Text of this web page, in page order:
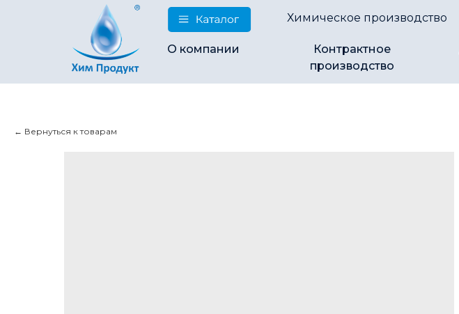
Контрактное
производство
О компании
Химическое производство
Вернуться к товарам